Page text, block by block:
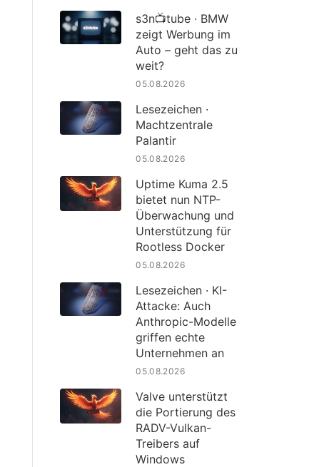
s3n📺tube · BMW
zeigt Werbung im
Auto – geht das zu
weit?
05.08.2026
Lesezeichen ·
Machtzentrale
Palantir
05.08.2026
Uptime Kuma 2.5
bietet nun NTP-
Überwachung und
Unterstützung für
Rootless Docker
05.08.2026
Lesezeichen · KI-
Attacke: Auch
Anthropic-Modelle
griffen echte
Unternehmen an
05.08.2026
Valve unterstützt
die Portierung des
RADV-Vulkan-
Treibers auf
Windows